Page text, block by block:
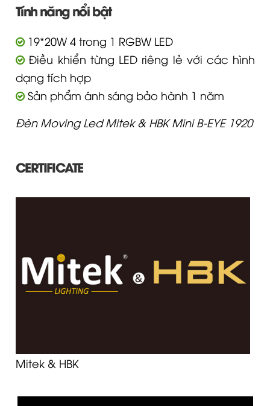
Tính năng nổi bật
19*20W 4 trong 1 RGBW LED
Điều khiển từng LED riêng lẻ với các hình
dạng tích hợp
Sản phẩm ánh sáng bảo hành 1 năm
Đèn Moving Led Mitek & HBK Mini B-EYE 1920
CERTIFICATE
Mitek & HBK